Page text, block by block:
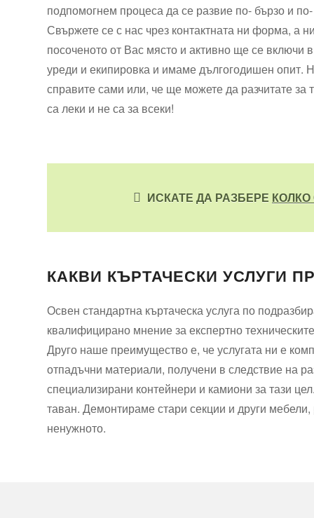
подпомогнем процеса да се развие по- бързо и
Свържете се с нас чрез контактната ни форма, а
посоченото от Вас място и активно ще се
уреди и екипировка и имаме дългогодишен опит.
справите сами или, че ще можете да разчитате за
са леки и не са за всеки!
ИСКАТЕ ДА РАЗБЕРЕ КОЛКО
КАКВИ КЪРТАЧЕСКИ УСЛУГИ
Освен стандартна къртаческа услуга по
квалифицирано мнение за експертно
Друго наше преимущество е, че услугата ни е
отпадъчни материали, получени в следствие на
специализирани контейнери и камиони за тази
таван. Демонтираме стари секции и други
ненужното.